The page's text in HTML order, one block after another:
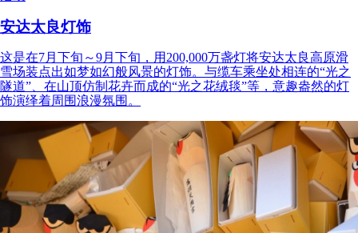
安达太良灯饰
这是在7月下旬～9月下旬，用200,000万盏灯将安达太良高原滑
雪场装点出如梦如幻般风景的灯饰。与缆车乘坐处相连的“光之
隧道”、在山顶仿制花卉而成的“光之花绒毯”等，意趣盎然的灯
饰演绎着周围浪漫氛围。